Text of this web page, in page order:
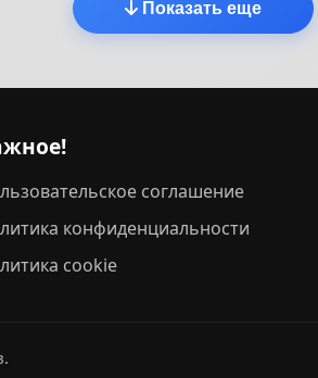
Показать еще
соглашение
конфиденциальности
cookie